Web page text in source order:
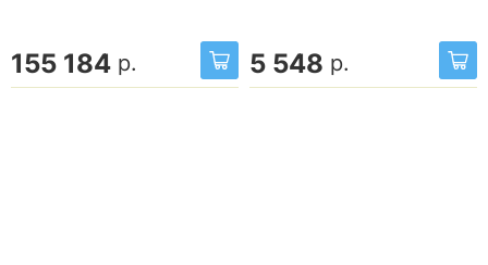
155 184 р. 5 548 р.